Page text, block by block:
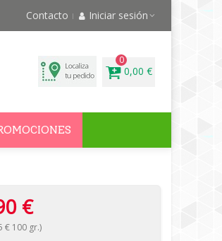
Contacto Iniciar sesión
0
0,00 €
€
€ 100 gr.)